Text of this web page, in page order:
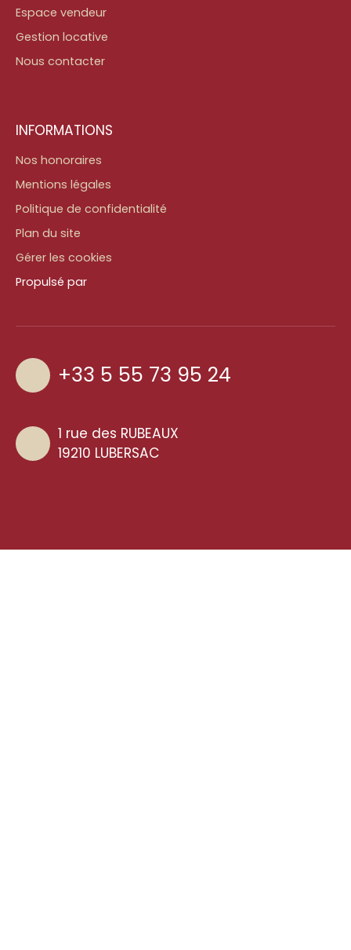
Espace vendeur
Gestion locative
Nous contacter
INFORMATIONS
Nos honoraires
Mentions légales
Politique de confidentialité
Plan du site
Gérer les cookies
Propulsé par
+33 5 55 73 95 24
1 rue des RUBEAUX
19210 LUBERSAC